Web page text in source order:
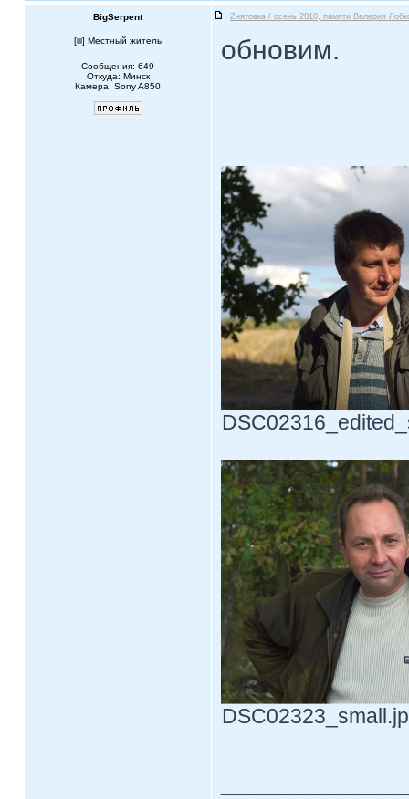
BigSerpent Zнятовка / осень 2010, памяти Валерия
[ ] Местный житель
Сообщения: 649
Откуда: Минск
Камера: Sony A850
обновим.